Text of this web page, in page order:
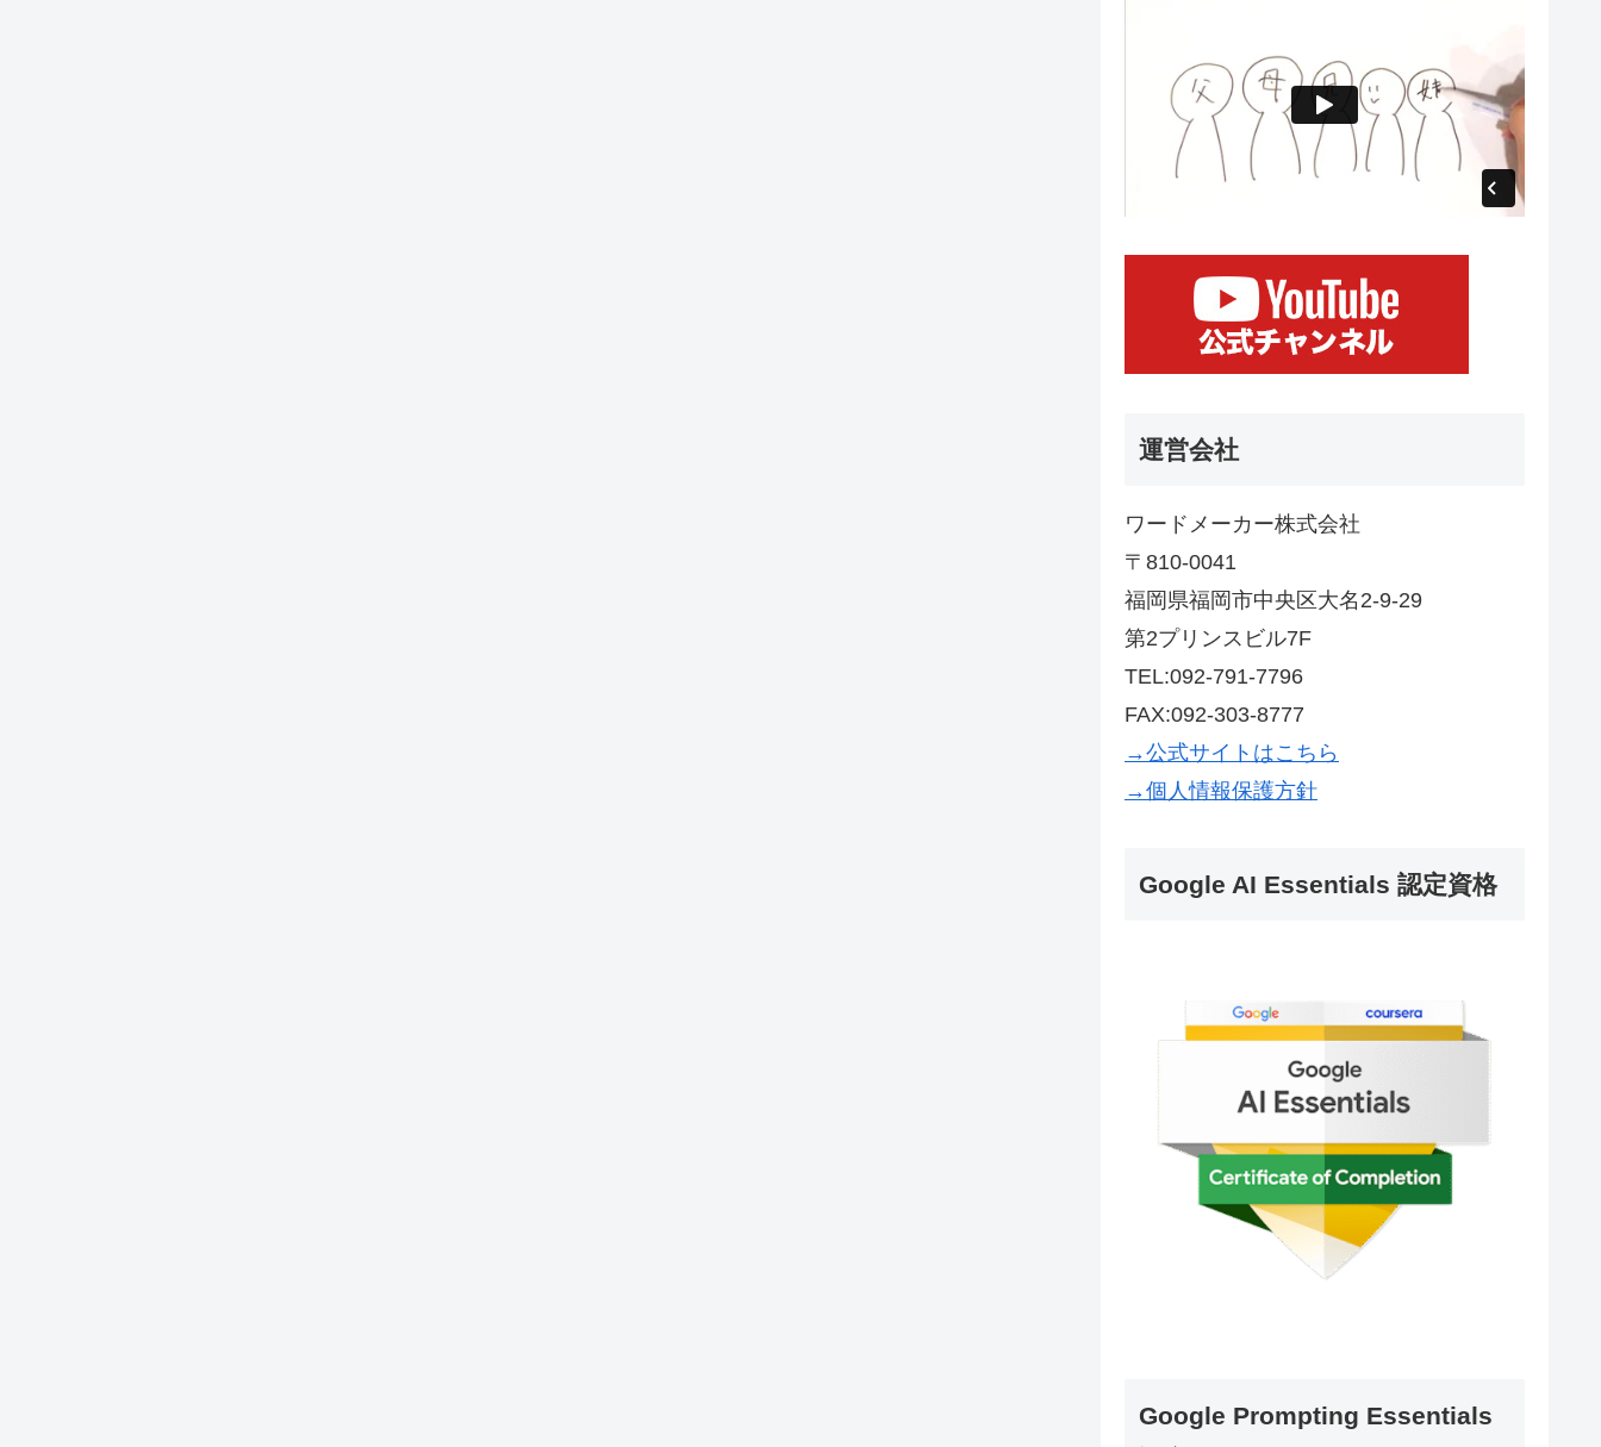
運営会社
ワードメーカー株式会社
〒810-0041
福岡県福岡市中央区大名2-9-29
第2プリンスビル7F
TEL:092-791-7796
FAX:092-303-8777
→公式サイトはこちら
→個人情報保護方針
Google AI Essentials 認定資格
Google Prompting Essentials